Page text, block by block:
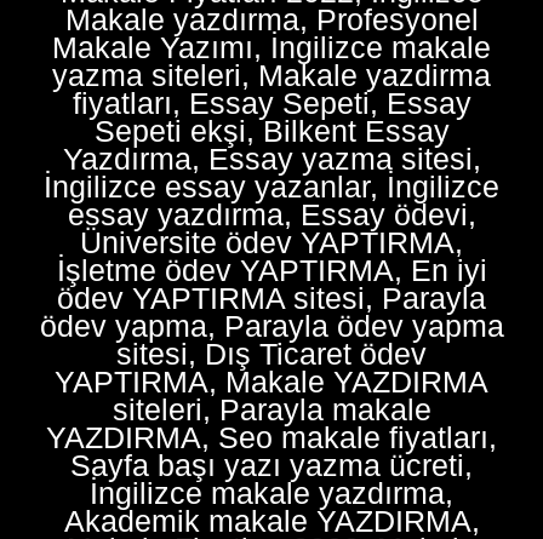
Makale yazdırma, Profesyonel
Makale Yazımı, İngilizce makale
yazma siteleri, Makale yazdirma
fiyatları, Essay Sepeti, Essay
Sepeti ekşi, Bilkent Essay
Yazdırma, Essay yazma sitesi,
İngilizce essay yazanlar, İngilizce
essay yazdırma, Essay ödevi,
Üniversite ödev YAPTIRMA,
İşletme ödev YAPTIRMA, En iyi
ödev YAPTIRMA sitesi, Parayla
ödev yapma, Parayla ödev yapma
sitesi, Dış Ticaret ödev
YAPTIRMA, Makale YAZDIRMA
siteleri, Parayla makale
YAZDIRMA, Seo makale fiyatları,
Sayfa başı yazı yazma ücreti,
İngilizce makale yazdırma,
Akademik makale YAZDIRMA,